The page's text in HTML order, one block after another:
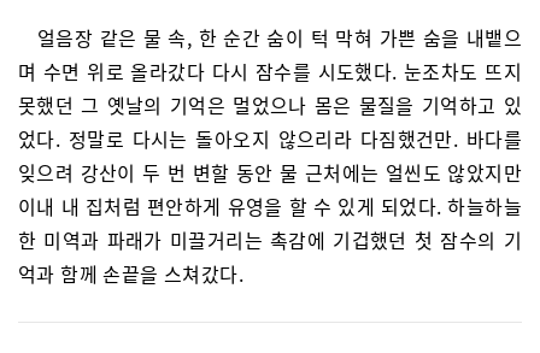
얼음장 같은 물 속, 한 순간 숨이 턱 막혀 가쁜 숨을 내뱉으
며 수면 위로 올라갔다 다시 잠수를 시도했다. 눈조차도 뜨지
못했던 그 옛날의 기억은 멀었으나 몸은 물질을 기억하고 있
었다. 정말로 다시는 돌아오지 않으리라 다짐했건만. 바다를
잊으려 강산이 두 번 변할 동안 물 근처에는 얼씬도 않았지만
이내 내 집처럼 편안하게 유영을 할 수 있게 되었다. 하늘하늘
한 미역과 파래가 미끌거리는 촉감에 기겁했던 첫 잠수의 기
억과 함께 손끝을 스쳐갔다.